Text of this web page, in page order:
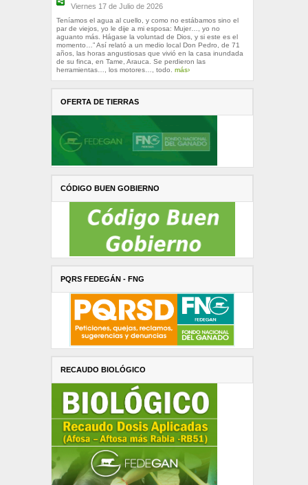
Viernes 17 de Julio de 2026
Teníamos el agua al cuello, y como no estábamos sino el
par de viejos, yo le dije a mi esposa: Mujer…, yo no
aguanto más. Hágase la voluntad de Dios, y si este es el
momento…” Así relató a un medio local Don Pedro, de 71
años, las horas angustiosas que vivió en la casa inundada
de su finca, en Tame, Arauca. Se perdieron las
herramientas…, los motores…, todo. más›
OFERTA DE TIERRAS
CÓDIGO BUEN GOBIERNO
PQRS FEDEGÁN - FNG
RECAUDO BIOLÓGICO